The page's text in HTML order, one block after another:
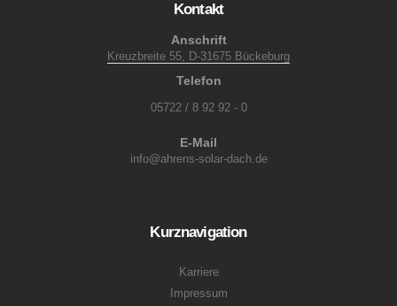
Kontakt
Anschrift
Kreuzbreite 55, D-31675 Bückeburg
Telefon
05722 / 8 92 92 - 0
E-Mail
info@ahrens-solar-dach.de
Kurznavigation
Karriere
Impressum